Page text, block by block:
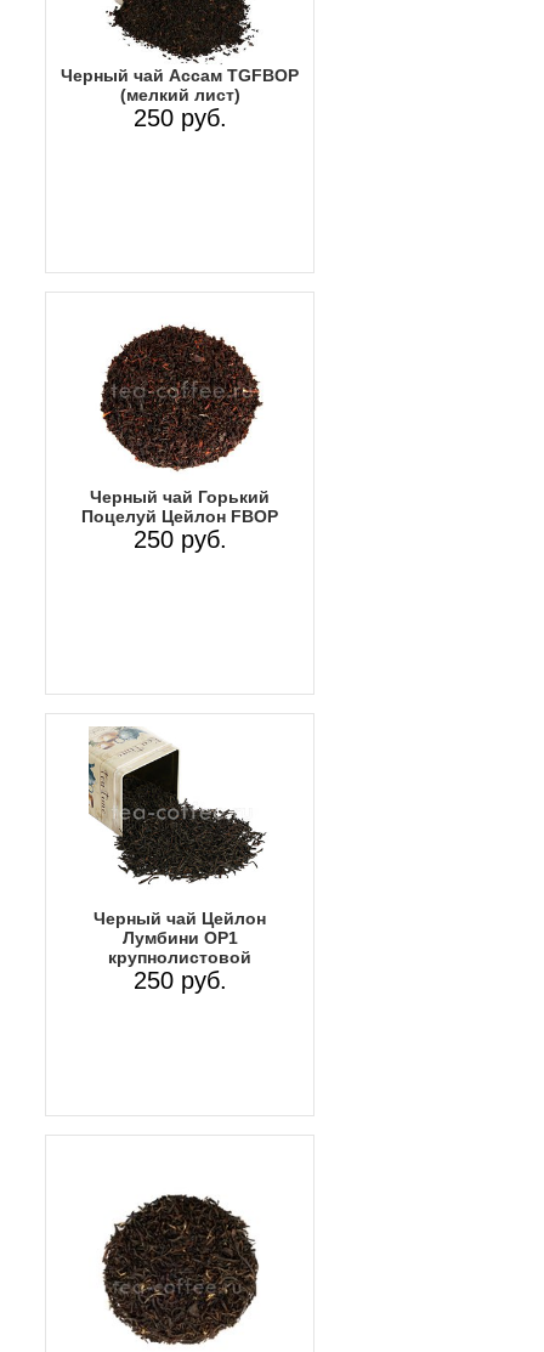
Черный чай Ассам TGFBOP
(мелкий лист)
250 руб.
Черный чай Горький
Поцелуй Цейлон FBOP
250 руб.
Черный чай Цейлон
Лумбини OP1
крупнолистовой
250 руб.